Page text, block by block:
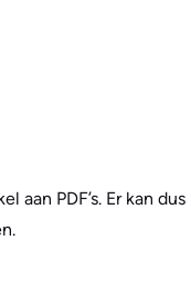
PDF’s. Er kan dus